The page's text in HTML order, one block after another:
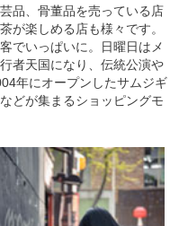
品、骨董品を売っている店
が楽しめる店も様々です。
でいっぱいに。日曜日はメ
者天国になり、伝統公演や
年にオープンしたサムジギ
どが集まるショッピングモ